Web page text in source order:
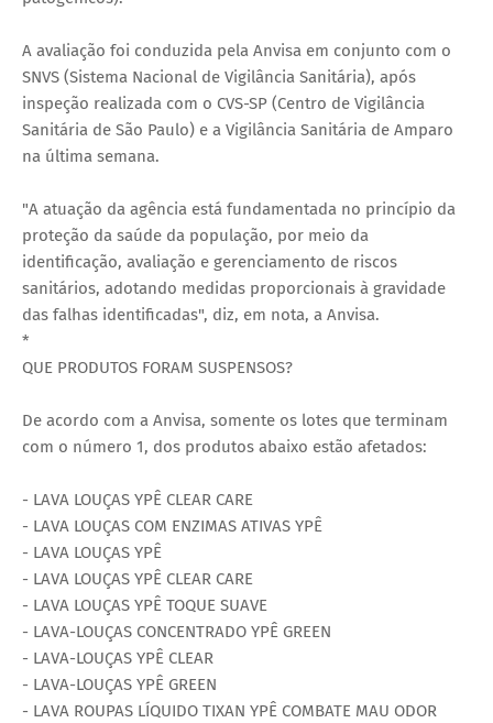
A avaliação foi conduzida pela Anvisa em conjunto com o
SNVS (Sistema Nacional de Vigilância Sanitária), após
inspeção realizada com o CVS-SP (Centro de Vigilância
Sanitária de São Paulo) e a Vigilância Sanitária de Amparo
na última semana.
"A atuação da agência está fundamentada no princípio da
proteção da saúde da população, por meio da
identificação, avaliação e gerenciamento de riscos
sanitários, adotando medidas proporcionais à gravidade
das falhas identificadas", diz, em nota, a Anvisa.
*
QUE PRODUTOS FORAM SUSPENSOS?
De acordo com a Anvisa, somente os lotes que terminam
com o número 1, dos produtos abaixo estão afetados:
- LAVA LOUÇAS YPÊ CLEAR CARE
- LAVA LOUÇAS COM ENZIMAS ATIVAS YPÊ
- LAVA LOUÇAS YPÊ
- LAVA LOUÇAS YPÊ CLEAR CARE
- LAVA LOUÇAS YPÊ TOQUE SUAVE
- LAVA-LOUÇAS CONCENTRADO YPÊ GREEN
- LAVA-LOUÇAS YPÊ CLEAR
- LAVA-LOUÇAS YPÊ GREEN
- LAVA ROUPAS LÍQUIDO TIXAN YPÊ COMBATE MAU ODOR